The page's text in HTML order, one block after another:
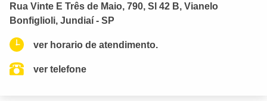
Rua Vinte E Três de Maio, 790, Sl 42 B, Vianelo
Bonfiglioli, Jundiaí - SP
ver horario de atendimento.
ver telefone